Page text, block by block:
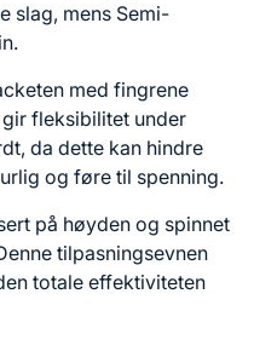
slag, mens Semi-
med fingrene
fleksibilitet under
da dette kan hindre
og føre til spenning.
på høyden og spinnet
tilpasningsevnen
totale effektiviteten